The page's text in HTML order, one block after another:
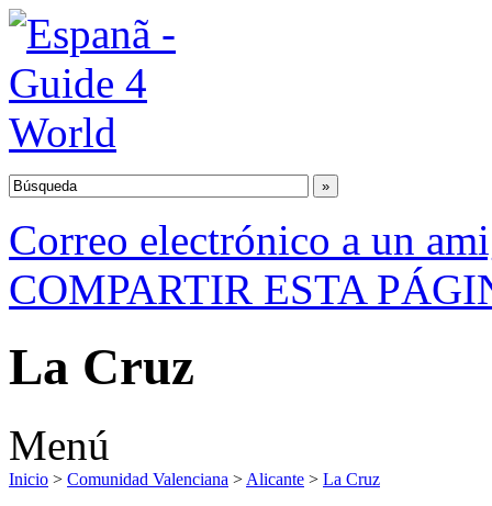
Correo electrónico a un
COMPARTIR ESTA
La Cruz
Menú
Inicio > Comunidad Valenciana > Alicante > La Cruz